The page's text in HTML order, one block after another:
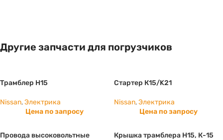
Другие запчасти для погрузчиков
Трамблер Н15
Nissan,Электрика
Цена по запросу
Стартер К15/K21
Nissan,Электрика
Цена по запросу
Провода высоковольтные
Крышка трамблера Н15, К-15